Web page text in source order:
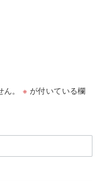
。 ※ が付いている欄